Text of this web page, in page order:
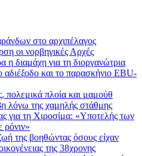
στο αρχιπέλαγος
οι νορβηγικές Αρχές
διαμάχη για τη διοργανώτρια
και το παρασκήνιο EBU-
πολεμικά πλοία και μαμούθ
λόγω της χαμηλής στάθμης
για τη Χιροσίμα: «Υποτελής των
της βοηθώντας όσους είχαν
της 38χρονης